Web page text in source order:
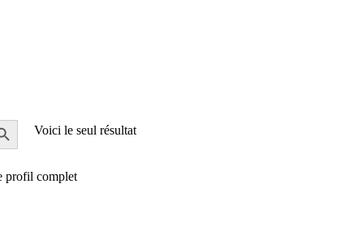
Voici le seul résultat